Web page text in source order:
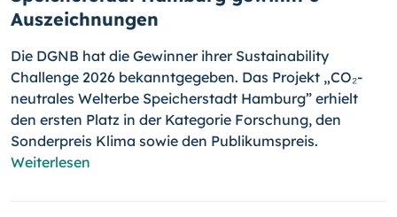
Auszeichnungen
Die DGNB hat die Gewinner ihrer Sustainability
Challenge 2026 bekanntgegeben. Das Projekt „CO₂-
neutrales Welterbe Speicherstadt Hamburg” erhielt
den ersten Platz in der Kategorie Forschung, den
Sonderpreis Klima sowie den Publikumspreis.
Weiterlesen